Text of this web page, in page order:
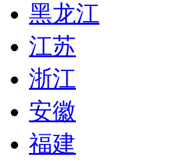
黑龙江
江苏
浙江
安徽
福建